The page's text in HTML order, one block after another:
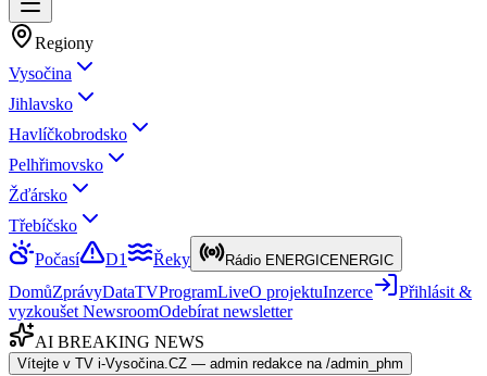
Regiony
Vysočina
Jihlavsko
Havlíčkobrodsko
Pelhřimovsko
Žďársko
Třebíčsko
Počasí
D1 Řeky Rádio ENERGICENERGIC
DomůZprávyDataTVProgramLiveO projektuInzerce
Přihlásit &
vyzkoušet NewsroomOdebírat newsletter
AI BREAKING NEWS
Vítejte v TV i-Vysočina.CZ — admin redakce na /admin_phm